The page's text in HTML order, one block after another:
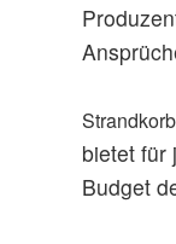
bietet für
Budget